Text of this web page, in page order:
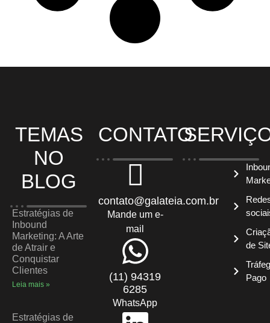
TEMAS
NO
BLOG
Estratégias de
Inbound
Marketing: A Arte
de Atrair e
Conquistar
Clientes
Leia mais »
Estratégias de
CONTATO
contato@galateia.com.br
Mande um e-
mail
(11) 94319
6285
WhatsApp
de
Pago